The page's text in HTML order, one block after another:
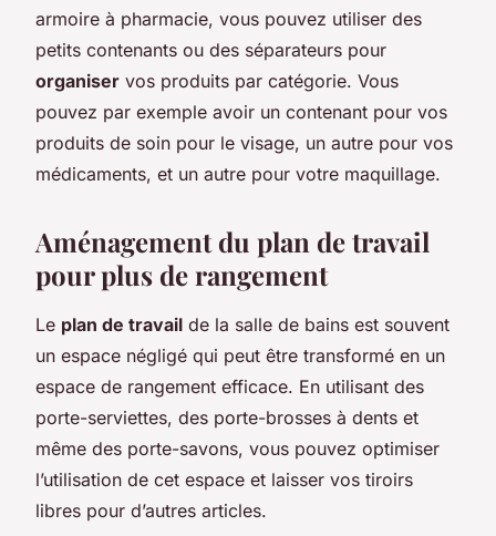
armoire à pharmacie, vous pouvez utiliser des
petits contenants ou des séparateurs pour
organiser vos produits par catégorie. Vous
pouvez par exemple avoir un contenant pour vos
produits de soin pour le visage, un autre pour vos
médicaments, et un autre pour votre maquillage.
Aménagement du plan de travail
pour plus de rangement
Le plan de travail de la salle de bains est souvent
un espace négligé qui peut être transformé en un
espace de rangement efficace. En utilisant des
porte-serviettes, des porte-brosses à dents et
même des porte-savons, vous pouvez optimiser
l’utilisation de cet espace et laisser vos tiroirs
libres pour d’autres articles.